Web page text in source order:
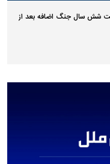
شش سال جنگ اضافه بعد از